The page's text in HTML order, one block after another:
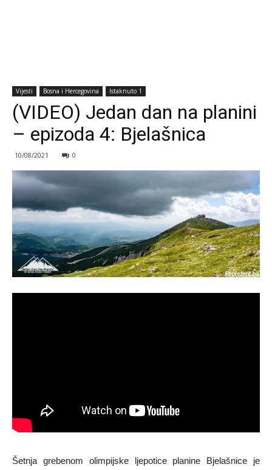
Vijesti Bosna i Hercegovina Istaknuto 1
(VIDEO) Jedan dan na planini
– epizoda 4: Bjelašnica
10/08/2021 0
Šetnja grebenom olimpijske ljepotice planine Bjelašnice je